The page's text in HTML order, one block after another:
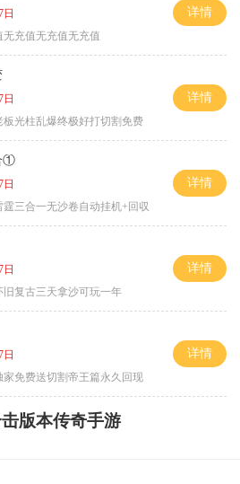
日
无充值无充值无充值
详情
日
板光柱乱爆终极好打切割免费
详情
①
日
霆三合一无沙卷自动挂机+回収
详情
日
旧复古三天拿沙可玩一年
详情
日
家免费送切割帝王篇永久回现
详情
版本传奇手游